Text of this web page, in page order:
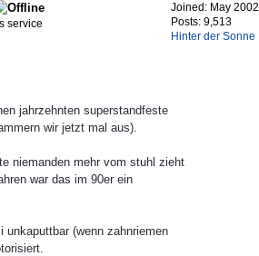
Joined: May 2002
Posts: 9,513
Hinter der Sonne
service
jahrzehnten superstandfeste
wir jetzt mal aus).
niemanden mehr vom stuhl zieht
war das im 90er ein
(wenn zahnriemen